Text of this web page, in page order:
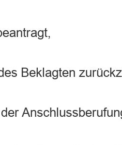
Beklagten